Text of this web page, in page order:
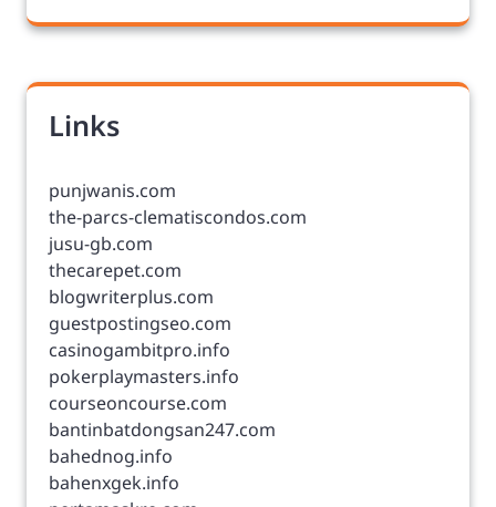
Links
punjwanis.com
the-parcs-clematiscondos.com
jusu-gb.com
thecarepet.com
blogwriterplus.com
guestpostingseo.com
casinogambitpro.info
pokerplaymasters.info
courseoncourse.com
bantinbatdongsan247.com
bahednog.info
bahenxgek.info